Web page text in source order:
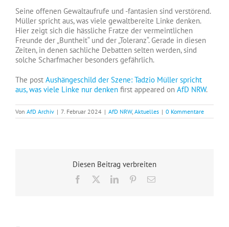
Seine offenen Gewaltaufrufe und -fantasien sind verstörend.
Müller spricht aus, was viele gewaltbereite Linke denken.
Hier zeigt sich die hässliche Fratze der vermeintlichen
Freunde der „Buntheit“ und der „Toleranz“. Gerade in diesen
Zeiten, in denen sachliche Debatten selten werden, sind
solche Scharfmacher besonders gefährlich.
The post Aushängeschild der Szene: Tadzio Müller spricht
aus, was viele Linke nur denken first appeared on AfD NRW.
Von AfD Archiv | 7. Februar 2024 | AfD NRW, Aktuelles | 0 Kommentare
Diesen Beitrag verbreiten
Facebook LinkedInPinterest
E-